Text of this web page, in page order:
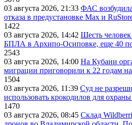
03 августа 2026, 21:33 ФАС
отказа в предустановке Max и
1422
03 августа 2026, 14:42 Шесть
БПЛА в Архипо-Осиповке, еще 40
2543
03 августа 2026, 14:00 На Кубани
миграции приговорили к 22 годам
1504
03 августа 2026, 11:39 Суд не
использовать крокодилов для
1470
03 августа 2026, 08:45 Склад